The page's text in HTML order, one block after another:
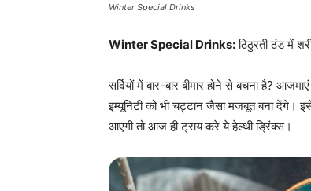
Winter Special Drinks
Winter Special Drinks:ठिठुरती ठंड में
सर्दियों में बार-बार बीमार होने से बचना है?
इम्यूनिटी को भी चट्टान जैसा मजबूत बना देंगे।
आएगी तो आज ही ट्राय करे ये हेल्थी ड्रिंक्स।